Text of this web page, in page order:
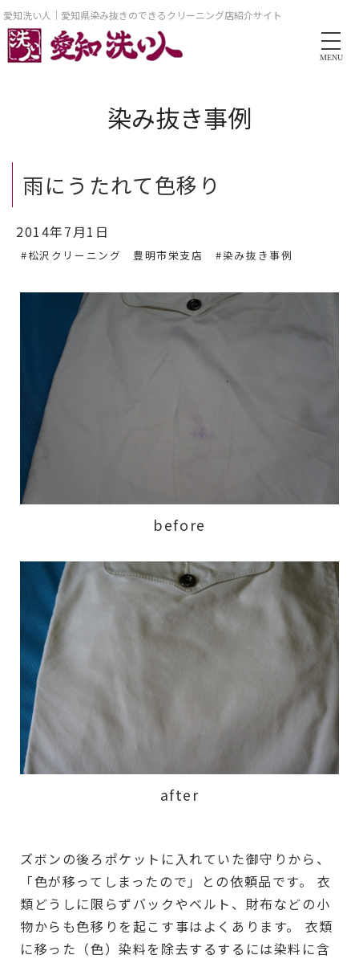
愛知洗い人｜愛知県染み抜きのできるクリーニング店紹介サイト
MENU
染み抜き事例
雨にうたれて色移り
2014年7月1日
#松沢クリーニング 豊明市栄支店 #染み抜き事例
before
after
ズボンの後ろポケットに入れていた御守りから、
「色が移ってしまったので」との依頼品です。 衣
類どうしに限らずバックやベルト、財布などの小
物からも色移りを起こす事はよくあります。 衣類
に移った（色）染料を除去するするには染料に含